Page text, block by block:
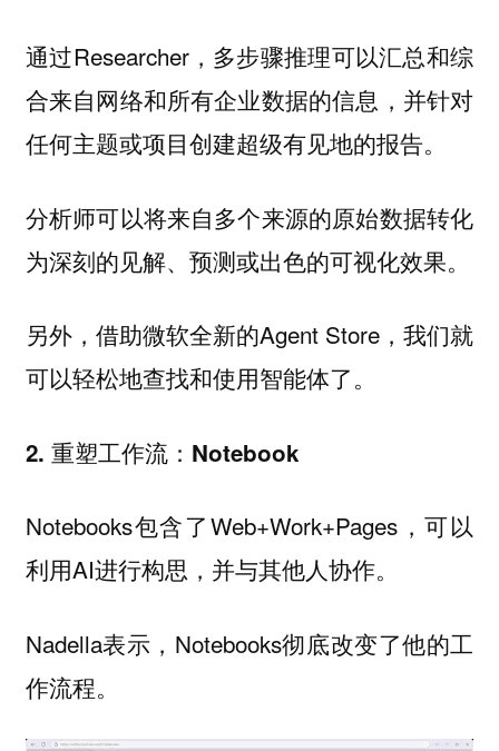
通过Researcher，多步骤推理可以汇总和综
合来自网络和所有企业数据的信息，并针对
任何主题或项目创建超级有见地的报告。
分析师可以将来自多个来源的原始数据转化
为深刻的见解、预测或出色的可视化效果。
另外，借助微软全新的Agent Store，我们就
可以轻松地查找和使用智能体了。
2. 重塑工作流：Notebook
Notebooks包含了Web+Work+Pages，可以
利用AI进行构思，并与其他人协作。
Nadella表示，Notebooks彻底改变了他的工
作流程。